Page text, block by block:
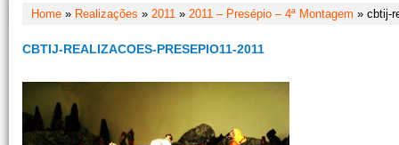
Home » Realizações » 2011 » 2011 – Presépio – 4ª Montagem » cbtij-
CBTIJ-REALIZACOES-PRESEPIO11-2011